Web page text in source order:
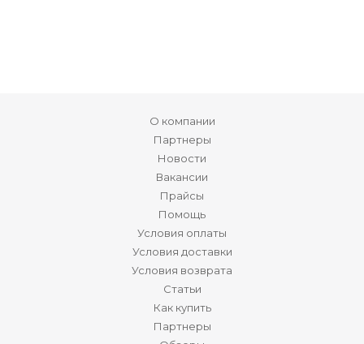
О компании
Партнеры
Новости
Вакансии
Прайсы
Помощь
Условия оплаты
Условия доставки
Условия возврата
Статьи
Как купить
Партнеры